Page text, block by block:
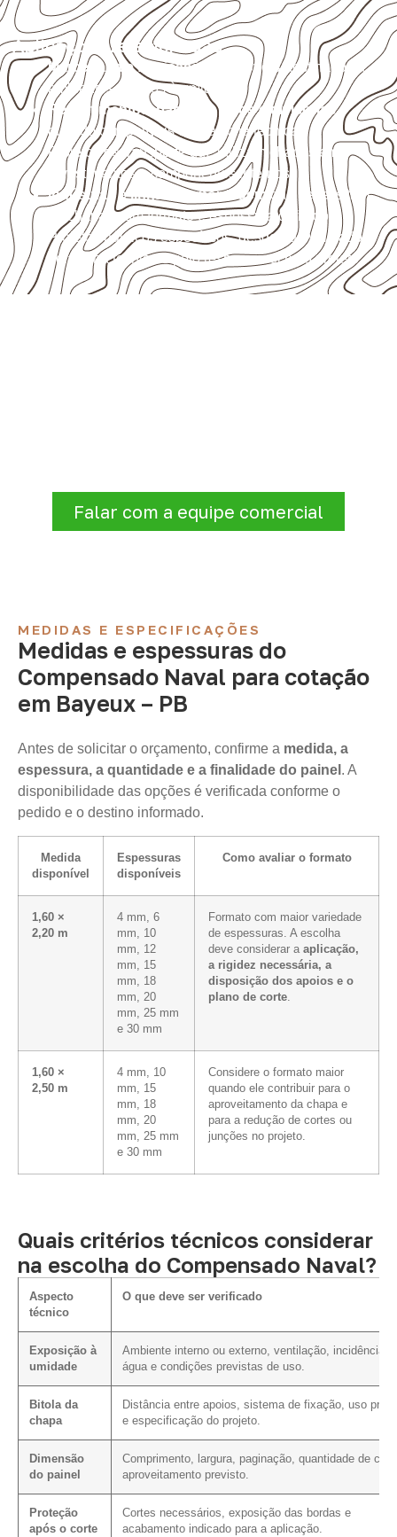
Aplicações relacionadas
Marcenaria e fabricação de móveisdestinados a
ambientes sujeitos à umidade.
Revestimentos, paredes, pisos e divisórias,
quando compatíveis com a ficha técnica.
Projetos de transporte que utilizam chapas em
revestimentos e componentes internos.
Indústrias e linhas de montagem que necessitam
de chapas com formato e espessura definidos.
Projetos náuticos específicos, desde que validados
pela ficha técnica e pelo responsável pelo projeto.
Falar com a equipe comercial
MEDIDAS E ESPECIFICAÇÕES
Medidas e espessuras do
Compensado Naval para cotação
em Bayeux – PB
Antes de solicitar o orçamento, confirme a medida, a
espessura, a quantidade e a finalidade do painel . A
disponibilidade das opções é verificada conforme o
pedido e o destino informado.
Medida
disponível
Espessuras
disponíveis
Como avaliar o formato
1,60 ×
2,20 m
4 mm, 6
mm, 10
mm, 12
mm, 15
mm, 18
mm, 20
mm, 25 mm
e 30 mm
Formato com maior variedade
de espessuras. A escolha
deve considerar a aplicação,
a rigidez necessária, a
disposição dos apoios e o
plano de corte.
1,60 ×
2,50 m
4 mm, 10
mm, 15
mm, 18
mm, 20
mm, 25 mm
e 30 mm
Considere o formato maior
quando ele contribuir para o
aproveitamento da chapa e
para a redução de cortes ou
junções no projeto.
Quais critérios técnicos considerar
na escolha do Compensado Naval?
Aspecto
técnico
O que deve ser verificado
Exposição à
umidade
Ambiente interno ou externo, ventilação, incidência
água e condições previstas de uso.
Bitola da
chapa
Distância entre apoios, sistema de fixação, uso
e especificação do projeto.
Dimensão
do painel
Comprimento, largura, paginação, quantidade de
aproveitamento previsto.
Proteção
após o corte
Cortes necessários, exposição das bordas e
acabamento indicado para a aplicação.